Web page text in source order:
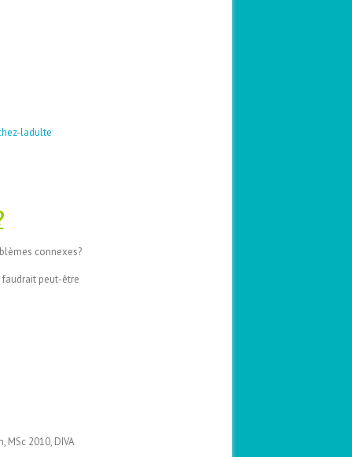
ladulte
connexes?
faudrait peut-être
MSc 2010, DIVA